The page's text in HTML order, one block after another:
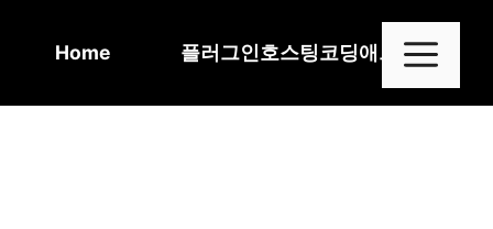
Home 플러그인호스팅코딩애드센스